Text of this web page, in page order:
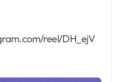
reel/DH_ejV